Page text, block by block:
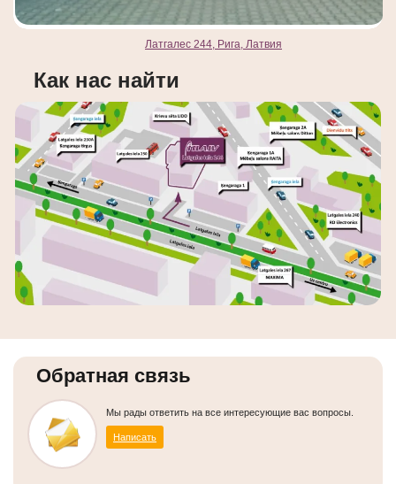
Латгалес 244, Рига, Латвия
Как нас найти
Обратная связь
Мы рады ответить на все интересующие вас вопросы.
Написать